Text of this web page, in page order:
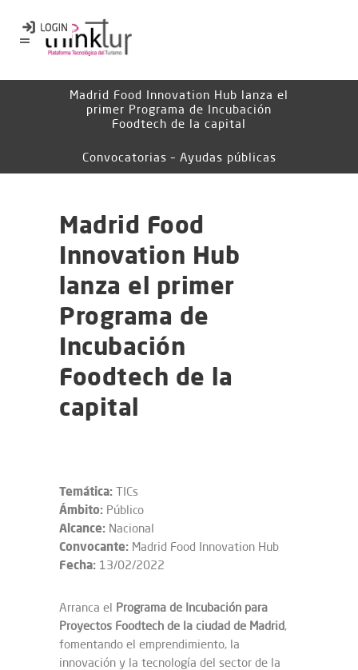
Madrid Food Innovation Hub lanza el
primer Programa de Incubación
Foodtech de la capital
Convocatorias – Ayudas públicas
Madrid Food
Innovation Hub
lanza el primer
Programa de
Incubación
Foodtech de la
capital
Temática: TICs
Ámbito: Público
Alcance: Nacional
Convocante: Madrid Food Innovation Hub
Fecha: 13/02/2022
Arranca el Programa de Incubación para
Proyectos Foodtech de la ciudad de Madrid,
fomentando el emprendimiento, la
innovación y la tecnología del sector de la